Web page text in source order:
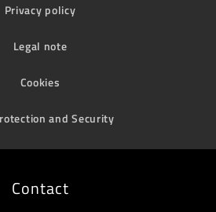
Privacy policy
Legal note
Cookies
and Security
Contact